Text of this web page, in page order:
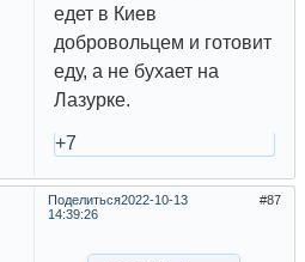
едет в Киев
добровольцем и готовит
еду, а не бухает на
Лазурке.
+7
Поделиться 87
2022-10-13
14:39:26